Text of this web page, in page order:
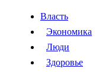
Власть
Власть
Экономика
Люди
Здоровье